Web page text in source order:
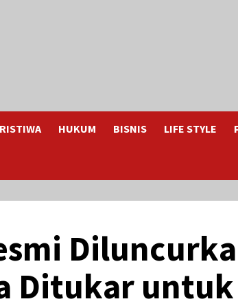
HUKUM BISNIS LIFE STYLE
Ditukar untuk